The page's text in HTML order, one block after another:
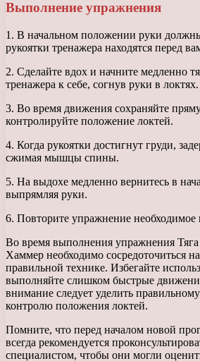
Выполнение упражнения
1. В начальном положении руки
рукоятки тренажера находятся перед
2. Сделайте вдох и начните медленно
тренажера к себе, согнув руки в локтях.
3. Во время движения сохраняйте
контролируйте положение локтей.
4. Когда рукоятки достигнут груди,
сжимая мышцы спины.
5. На выдохе медленно вернитесь в
выпрямляя руки.
6. Повторите упражнение необходимое
Во время выполнения упражнения Тяга
Хаммер необходимо сосредоточиться
правильной технике. Избегайте
выполняйте слишком быстрые
внимание следует уделить
контролю положения локтей.
Помните, что перед началом новой
всегда рекомендуется
специалистом, чтобы они могли